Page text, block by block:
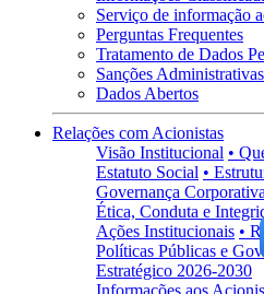
Serviço de informação
Perguntas Frequentes
Tratamento de Dados
Sanções Administrativas
Dados Abertos
Relações com Acionistas
Visão Institucional •
Estatuto Social •
Governança Corporativa
Ética, Conduta e
Ações Institucionais •
Políticas Públicas e
Estratégico 2026-2030
Informações aos